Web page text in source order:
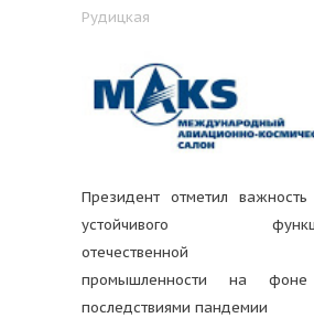
Рудицкая
Президент отметил важность
устойчивого
отечественной
промышленности на
последствиями пандемии